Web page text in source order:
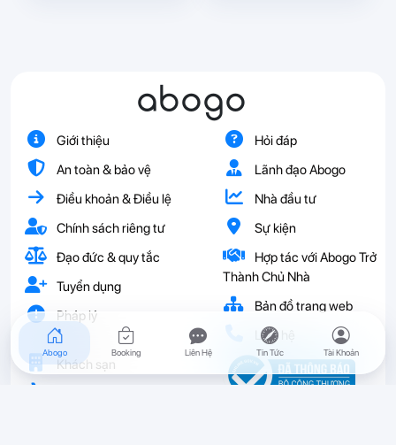
abogo
Giới thiệu
An toàn & bảo vệ
Điều khoản & Điều lệ
Chính sách riêng tư
Đạo đức & quy tắc
Tuyển dụng
Pháp lý
Hỏi đáp
Lãnh đạo Abogo
Nhà đầu tư
Sự kiện
Hợp tác với Abogo Trở
Thành Chủ Nhà
Bản đồ trang web
Liên hệ
Khách sạn
Abogo Booking Liên Hệ Tin Tức Tài Khoản